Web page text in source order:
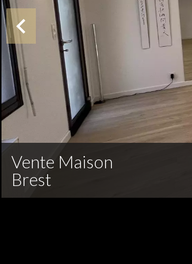
Vente Maison
Brest